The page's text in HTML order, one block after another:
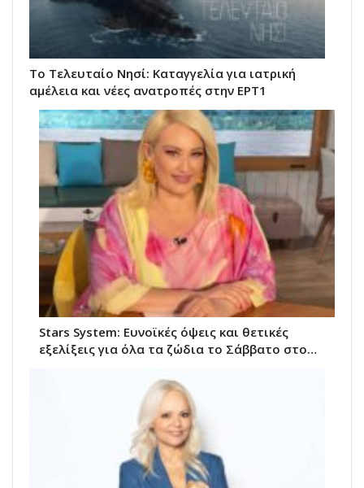
Το Τελευταίο Νησί: Καταγγελία για ιατρική
αμέλεια και νέες ανατροπές στην ΕΡΤ1
Stars System: Ευνοϊκές όψεις και θετικές
εξελίξεις για όλα τα ζώδια το Σάββατο στο…